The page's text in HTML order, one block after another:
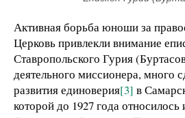
Активная борьба юноши за
Церковь привлекли внимание
Ставропольского Гурия
деятельного миссионера, много
развития единоверия[3] в
которой до 1927 года